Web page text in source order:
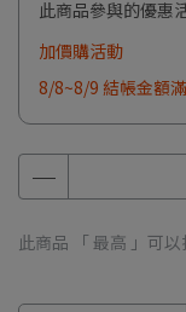
此商品參與的優惠
加價購活動
8/8~8/9 結帳金額
此商品 「 最高 」可